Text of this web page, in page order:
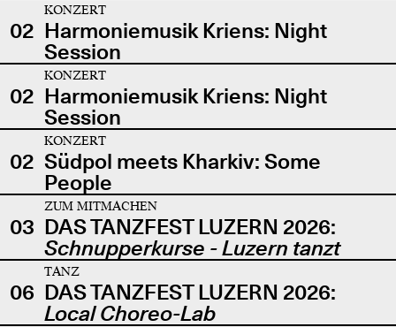
02
KONZERT
Harmoniemusik Kriens: Night
Session
02
KONZERT
Harmoniemusik Kriens: Night
Session
02
KONZERT
Südpol meets Kharkiv: Some
People
03
ZUM MITMACHEN
DAS TANZFEST LUZERN 2026:
Schnupperkurse - Luzern tanzt
06
TANZ
DAS TANZFEST LUZERN 2026:
Local Choreo-Lab